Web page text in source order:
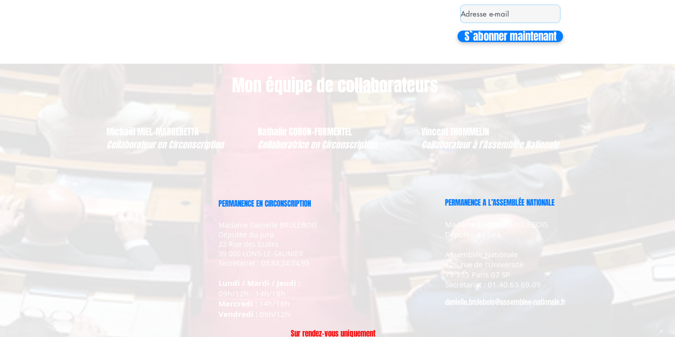
S`abonner maintenant
Mon équipe de collaborateurs
Michaël MIEL-MARGERETTA
Collaborateur en Circonscription
Vincent THOMMELIN
Collaborateur à l'Assemblée Nationale
Nathalie CORON-FORMENTEL
Collaboratrice en Circonscription
PERMANENCE EN CIRCONSCRIPTION
Madame Danielle BRULEBOIS
Députée du Jura
22 Rue des Ecoles
39 000 LONS-LE-SAUNIER
Secrétariat : 03.84.24.74.95
Lundi / Mardi / Jeudi :
09h/12h - 14h/18h
Mercredi : 14h/18h
Vendredi : 09h/12h
PERMANENCE A L’ASSEMBLÉE NATIONALE
Madame Danielle BRULEBOIS
Députée du Jura
Assemblée Nationale
126 rue de l'Université
75 355 Paris 07 SP
Secrétariat : 01.40.63.69.09
danielle.brulebois@assemblee-nationale.fr
Sur rendez-vous uniquement